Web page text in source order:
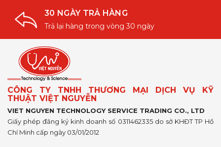
30 NGÀY TRẢ HÀNG
Trả lại hàng trong vòng 30 ngày
CÔNG TY TNHH THƯƠNG MẠI DỊCH VỤ KỸ
THUẬT VIỆT NGUYỄN
VIET NGUYEN TECHNOLOGY SERVICE TRADING CO., LTD
Giấy phép đăng ký kinh doanh số 0311462335 do sở KHĐT TP Hồ
Chí Minh cấp ngày 03/01/2012